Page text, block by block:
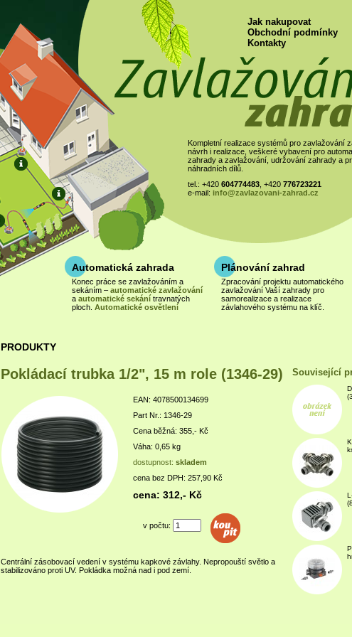
Jak nakupovat
Obchodní podmínky
Kontakty
Kompletní realizace systémů pro zavlažování
návrh i realizace, veškeré vybavení pro
zahrady a zavlažování, udržování zahrady a
náhradních dílů.
tel.: +420 604774483 , +420 776723221
e-mail: info@zavlazovani-zahrad.cz
Automatická zahrada
Konec práce se zavlažováním a
sekáním – automatické zavlažování
a automatické sekání travnatých
ploch. Automatické osvětlení
Plánování zahrad
Zpracování projektu automatického
zavlažování Vaší zahrady pro
samorealizace a realizace
závlahového systému na klíč.
KONZULTACE
Zavolejte a rádi Vám se vším
poradíme!
Související
Pokládací trubka 1/2", 15 m role (1346-29)
EAN: 4078500134699
Part Nr.: 1346-29
Cena běžná: 355,- Kč
Váha: 0,65 kg
dostupnost: skladem
cena bez DPH: 257,90 Kč
cena: 312,- Kč
v počtu:
Centrální zásobovací vedení v systému kapkové závlahy. Nepropouští světlo a
stabilizováno proti UV. Pokládka možná nad i pod zemí.
PRODUKTY